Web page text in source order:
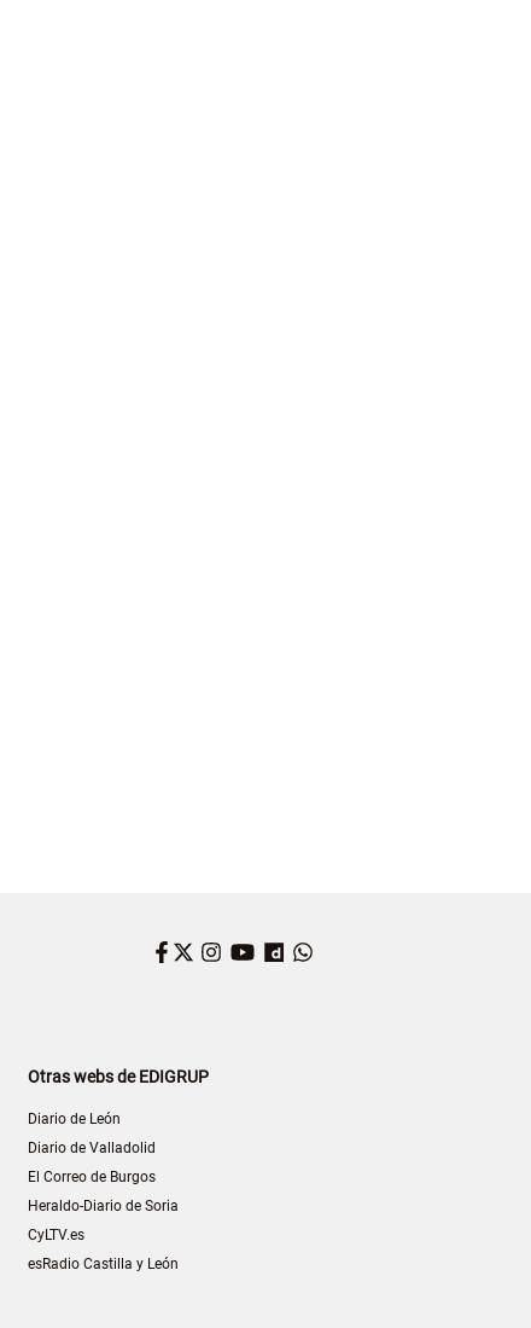
Facebook
Twitter
Instagram
YouTube
Dailymotion
Otras webs de EDIGRUP
Diario de León
Diario de Valladolid
El Correo de Burgos
Heraldo-Diario de Soria
CyLTV.es
esRadio Castilla y León